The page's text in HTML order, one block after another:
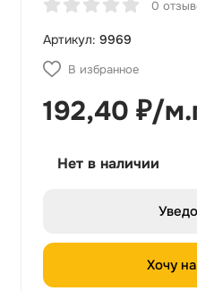
0
Артикул: 9969
В избранное
192,40 ₽/
Нет в наличии
Хочу